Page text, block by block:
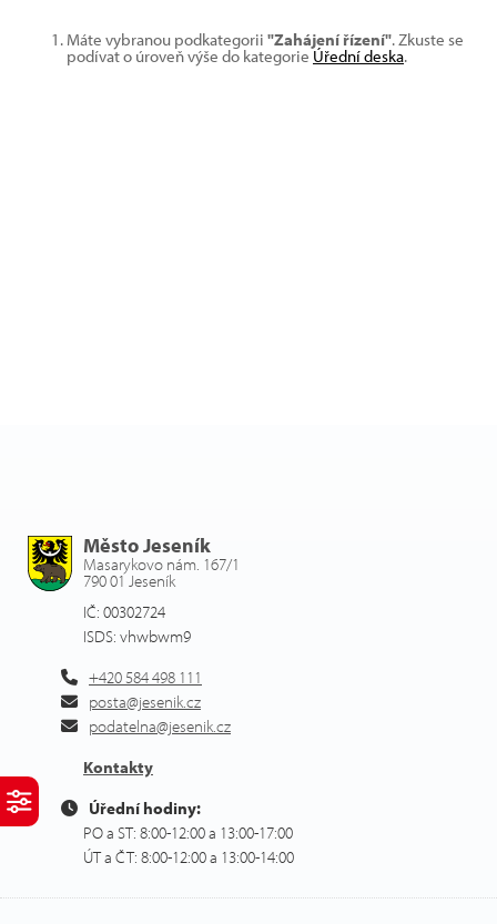
Máte vybranou podkategorii "Zahájení řízení". Zkuste se
podívat o úroveň výše do kategorie Úřední deska.
Město Jeseník
Masarykovo nám. 167/1
790 01 Jeseník
IČ: 00302724
ISDS: vhwbwm9
+420 584 498 111
posta@jesenik.cz
podatelna@jesenik.cz
Kontakty
Úřední hodiny:
PO a ST: 8:00-12:00 a 13:00-17:00
ÚT a ČT: 8:00-12:00 a 13:00-14:00